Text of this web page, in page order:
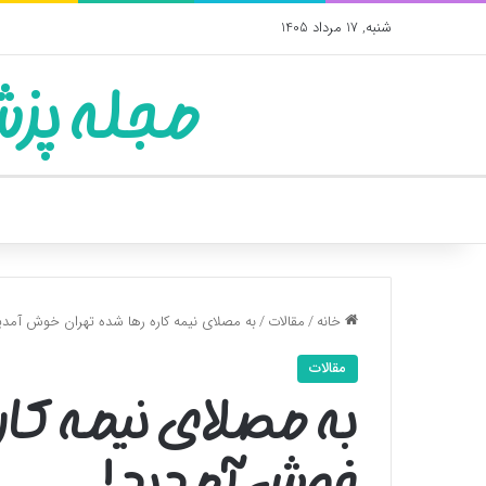
شنبه, 17 مرداد 1405
مجله
خانه/مقالات/به مصلای نیمه کاره رها شده تهران خوش
مقالات
به مصلای نیمه